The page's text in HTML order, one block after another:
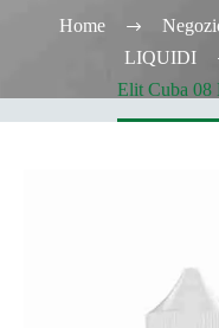
Home
LIQUIDI
Elit Cuba 08